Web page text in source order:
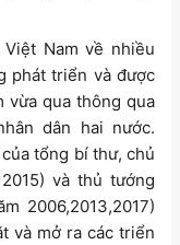
Nam về nhiều
phát triển và được
vừa qua thông qua
dân hai nước.
tổng bí thư, chủ
và thủ tướng
2006,2013,2017)
và mở ra các triển